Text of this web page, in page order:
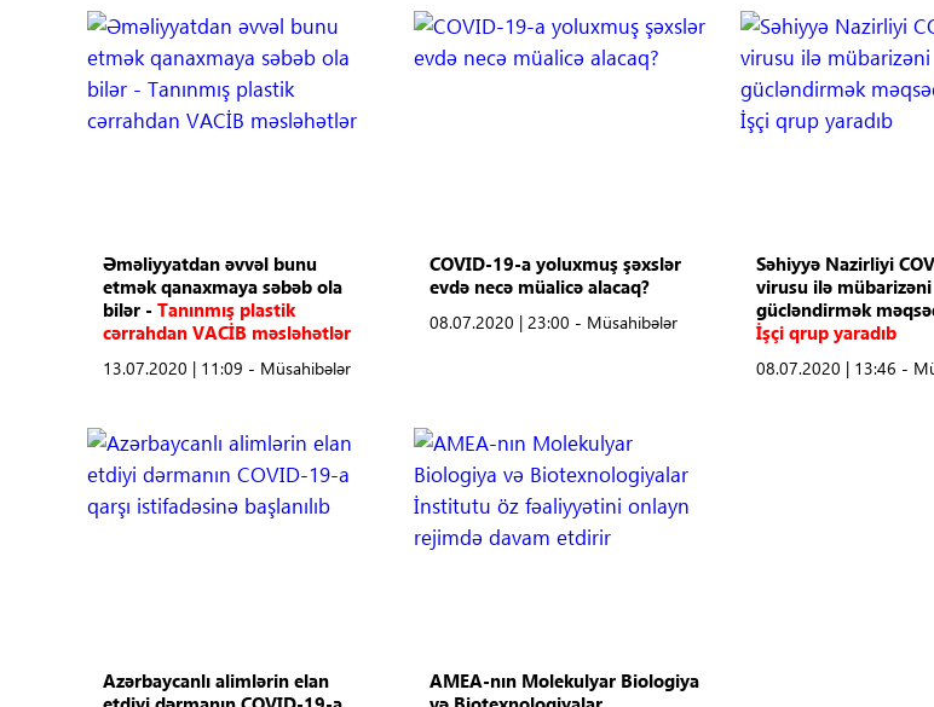
Əməliyyatdan əvvəl bunu
etmək qanaxmaya səbəb ola
bilər - Tanınmış plastik
cərrahdan VACİB məsləhətlər
13.07.2020 | 11:09 - Müsahibələr
COVID-19-a yoluxmuş şəxslər
evdə necə müalicə alacaq?
08.07.2020 | 23:00 - Müsahibələr
Səhiyyə Nazirliyi
virusu ilə mübarizəni
gücləndirmək
İşçi qrup yaradıb
08.07.2020 | 13:46 -
Azərbaycanlı alimlərin elan
AMEA-nın Molekulyar Biologiya